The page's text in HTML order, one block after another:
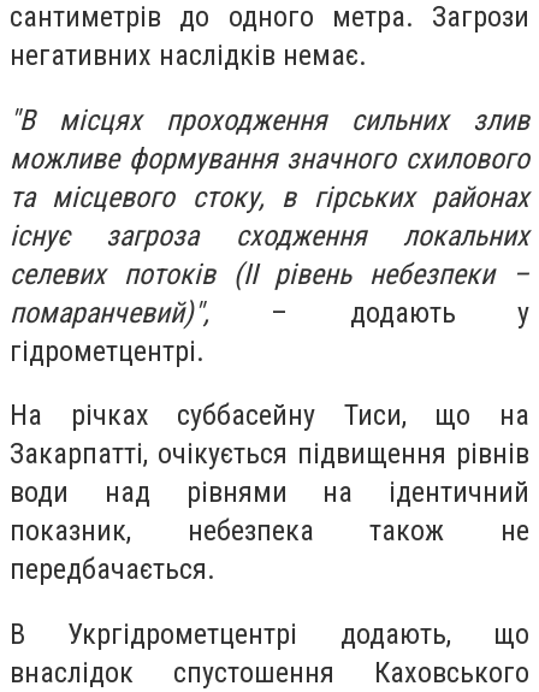
сантиметрів до одного метра. Загрози
негативних наслідків немає.
"В місцях проходження сильних злив
можливе формування значного схилового
та місцевого стоку, в гірських районах
існує загроза сходження локальних
селевих потоків (II рівень небезпеки –
помаранчевий)", – додають у
гідрометцентрі.
На річках суббасейну Тиси, що на
Закарпатті, очікується підвищення рівнів
води над рівнями на ідентичний
показник, небезпека також не
передбачається.
В Укргідрометцентрі додають, що
внаслідок спустошення Каховського